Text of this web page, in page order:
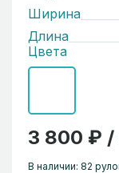
Ширина
Длина
Цвета
3 800 ₽
В наличии: 82